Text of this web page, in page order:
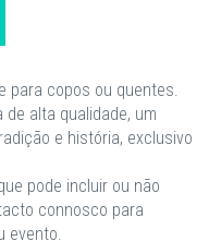
para copos ou quentes.
alta qualidade, um
e história, exclusivo
pode incluir ou não
connosco para
evento.